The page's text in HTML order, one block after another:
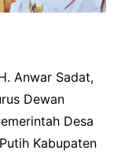
Anwar Sadat,
Dewan
Desa
Kabupaten